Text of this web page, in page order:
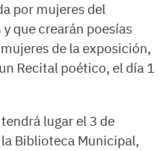
por mujeres del
que crearán poesías
de la exposición,
Recital poético, el día 1
lugar el 3 de
Biblioteca Municipal,